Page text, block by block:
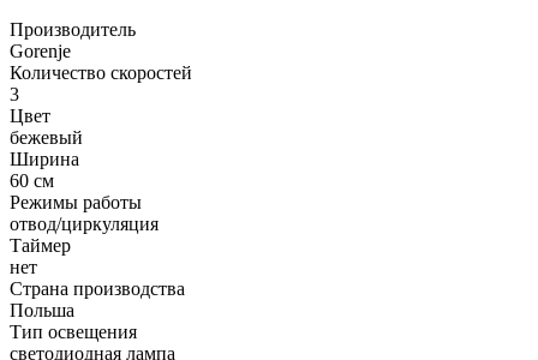
Производитель
Gorenje
Количество скоростей
3
Цвет
бежевый
Ширина
60 см
Режимы работы
отвод/циркуляция
Таймер
нет
Страна производства
Польша
Тип освещения
светодиодная лампа